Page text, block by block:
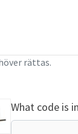
rättas.
What code is